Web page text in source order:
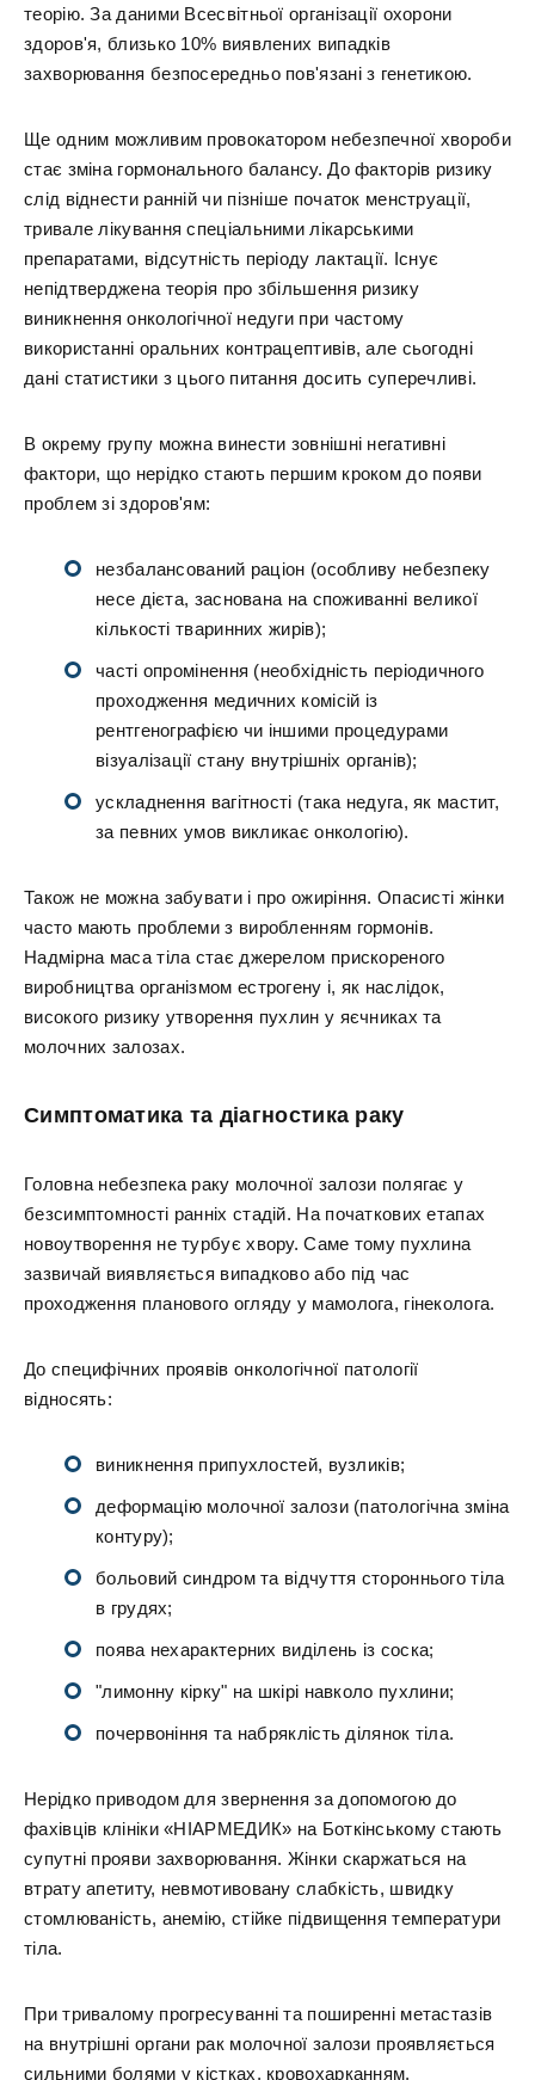
теорію. За даними Всесвітньої організації охорони
здоров'я, близько 10% виявлених випадків
захворювання безпосередньо пов'язані з генетикою.
Ще одним можливим провокатором небезпечної хвороби
стає зміна гормонального балансу. До факторів ризику
слід віднести ранній чи пізніше початок менструації,
тривале лікування спеціальними лікарськими
препаратами, відсутність періоду лактації. Існує
непідтверджена теорія про збільшення ризику
виникнення онкологічної недуги при частому
використанні оральних контрацептивів, але сьогодні
дані статистики з цього питання досить суперечливі.
В окрему групу можна винести зовнішні негативні
фактори, що нерідко стають першим кроком до появи
проблем зі здоров'ям:
незбалансований раціон (особливу небезпеку
несе дієта, заснована на споживанні великої
кількості тваринних жирів);
часті опромінення (необхідність періодичного
проходження медичних комісій із
рентгенографією чи іншими процедурами
візуалізації стану внутрішніх органів);
ускладнення вагітності (така недуга, як мастит,
за певних умов викликає онкологію).
Також не можна забувати і про ожиріння. Опасисті жінки
часто мають проблеми з виробленням гормонів.
Надмірна маса тіла стає джерелом прискореного
виробництва організмом естрогену і, як наслідок,
високого ризику утворення пухлин у яєчниках та
молочних залозах.
Симптоматика та діагностика раку
Головна небезпека раку молочної залози полягає у
безсимптомності ранніх стадій. На початкових етапах
новоутворення не турбує хвору. Саме тому пухлина
зазвичай виявляється випадково або під час
проходження планового огляду у мамолога, гінеколога.
До специфічних проявів онкологічної патології
відносять:
виникнення припухлостей, вузликів;
деформацію молочної залози (патологічна зміна
контуру);
больовий синдром та відчуття стороннього тіла
в грудях;
поява нехарактерних виділень із соска;
"лимонну кірку" на шкірі навколо пухлини;
почервоніння та набряклість ділянок тіла.
Нерідко приводом для звернення за допомогою до
фахівців клініки «НІАРМЕДИК» на Боткінському стають
супутні прояви захворювання. Жінки скаржаться на
втрату апетиту, невмотивовану слабкість, швидку
стомлюваність, анемію, стійке підвищення температури
тіла.
При тривалому прогресуванні та поширенні метастазів
на внутрішні органи рак молочної залози проявляється
сильними болями у кістках, кровохарканням,